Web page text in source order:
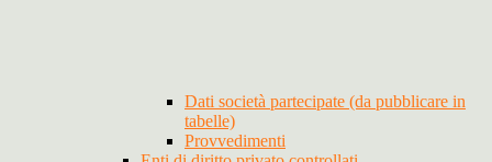
Dati società partecipate (da pubblicare in
tabelle)
Provvedimenti